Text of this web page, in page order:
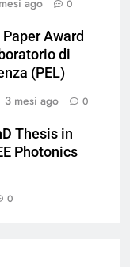
ago 0
Award
di
(PEL)
3 mesi ago 0
Thesis in
Photonics
0